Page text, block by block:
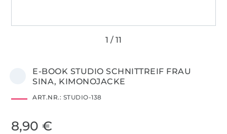
E-BOOK STUDIO SCHNITTREIF FRAU
SINA, KIMONOJACKE
ART.NR.: STUDIO-138
8,90 €